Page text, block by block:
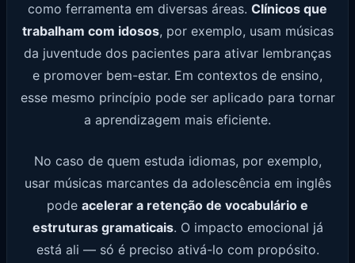
como ferramenta em diversas áreas. Clínicos que
trabalham com idosos, por exemplo, usam músicas
da juventude dos pacientes para ativar lembranças
e promover bem-estar. Em contextos de ensino,
esse mesmo princípio pode ser aplicado para tornar
a aprendizagem mais eficiente.
No caso de quem estuda idiomas, por exemplo,
usar músicas marcantes da adolescência em inglês
pode acelerar a retenção de vocabulário e
estruturas gramaticais. O impacto emocional já
está ali — só é preciso ativá-lo com propósito.